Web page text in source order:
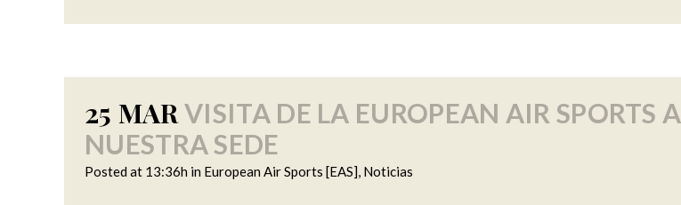
25 MAR VISITA DE LA EUROPEAN AIR SPORTS A
NUESTRA SEDE
Posted at 13:36h in European Air Sports [EAS], Noticias